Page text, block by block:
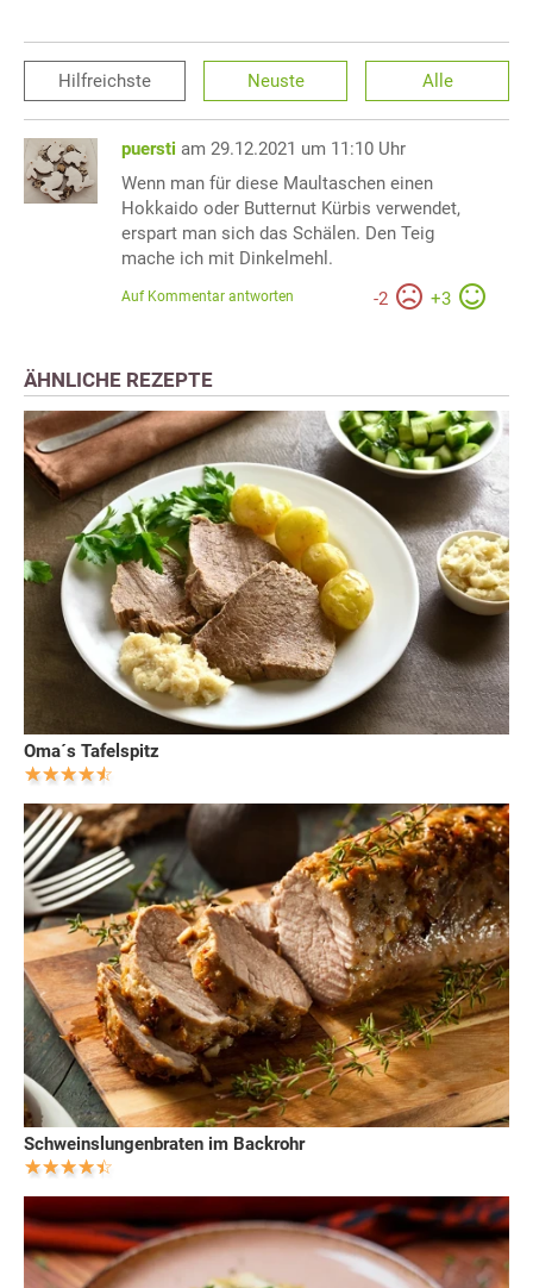
Hilfreichste Neuste Alle
puersti am 29.12.2021 um 11:10 Uhr
Wenn man für diese Maultaschen einen
Hokkaido oder Butternut Kürbis verwendet,
erspart man sich das Schälen. Den Teig
mache ich mit Dinkelmehl.
-2 +3
Auf Kommentar antworten
ÄHNLICHE REZEPTE
Oma´s Tafelspitz
Schweinslungenbraten im Backrohr